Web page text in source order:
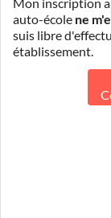
Mon inscription
auto-école ne
suis libre
établissement.